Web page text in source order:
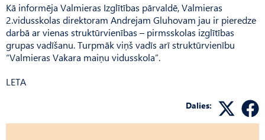
Kā informēja Valmieras Izglītības pārvaldē, Valmieras
2.vidusskolas direktoram Andrejam Gluhovam jau ir pieredze
darbā ar vienas struktūrvienības – pirmsskolas izglītības
grupas vadīšanu. Turpmāk viņš vadīs arī struktūrvienību
“Valmieras Vakara maiņu vidusskola”.
LETA
Dalies: